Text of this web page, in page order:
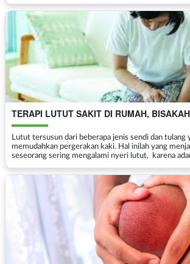
TERAPI LUTUT SAKIT DI RUMAH,
Lutut tersusun dari beberapa jenis sendi dan tulang
memudahkan pergerakan kaki. Hal inilah yang
seseorang sering mengalami nyeri lutut, karena